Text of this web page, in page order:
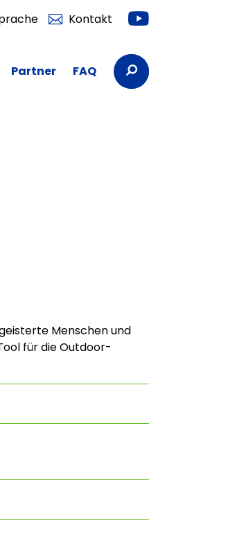
Kontakt Youtube
Partner FAQ Suchbegriffe
Menschen und
für die Outdoor-